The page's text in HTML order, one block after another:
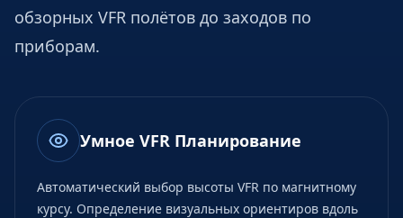
обзорных VFR полётов до заходов по
приборам.
Умное VFR Планирование
Автоматический выбор высоты VFR по магнитному
курсу. Определение визуальных ориентиров вдоль